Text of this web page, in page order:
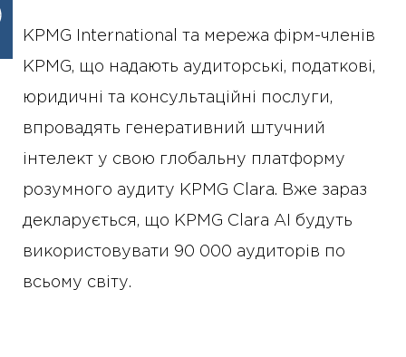
KPMG International та мережа фірм-членів
KPMG, що надають аудиторські, податкові,
юридичні та консультаційні послуги,
впровадять генеративний штучний
інтелект у свою глобальну платформу
розумного аудиту KPMG Clara. Вже зараз
декларується, що KPMG Clara AI будуть
використовувати 90 000 аудиторів по
всьому світу.